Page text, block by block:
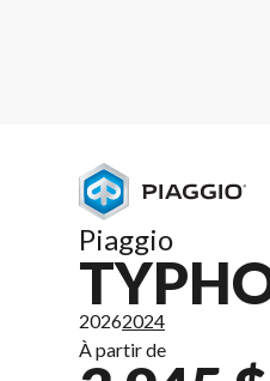
Piaggio
20262024
À partir de